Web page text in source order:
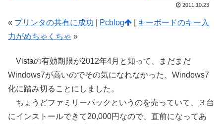
2011.10.23
« プリンタの共有に成功 Pcblog
キーボードのキー入
力がめちゃくちゃ »
Vistaの有効期限が2012年4月と知って、まだまだ
Windows7が高いのでその気になれなかった、Windows7
化に踏み切ることにしました。
ちょうどファミリーパックというのを売っていて、３台
にインストールできて20,000円なので、直前になってあ